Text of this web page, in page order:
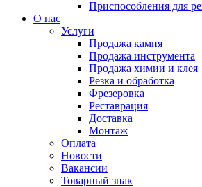
Приспособления для
О нас
Услуги
Продажа камня
Продажа инструмента
Продажа химии и клея
Резка и обработка
Фрезеровка
Реставрация
Доставка
Монтаж
Оплата
Новости
Вакансии
Товарный знак